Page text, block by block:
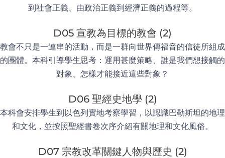
到社會正義、由政治正義到經濟正義的過程等。
D05 宣教為目標的教會 (2)
教會不只是一連串的活動，而是一群向世界傳福音的信徒所組成
的團體。本科引導學生思考：運用甚麼策略、誰是我們想接觸的
對象、怎樣才能接近這些對象？
D06 聖經史地學 (2)
本科會安排學生到以色列實地考察學習，以認識巴勒斯坦的地理
和文化，並按照聖經書卷次序介紹有關地理和文化風俗。
D07 宗教改革關鍵人物與歷史 (2)